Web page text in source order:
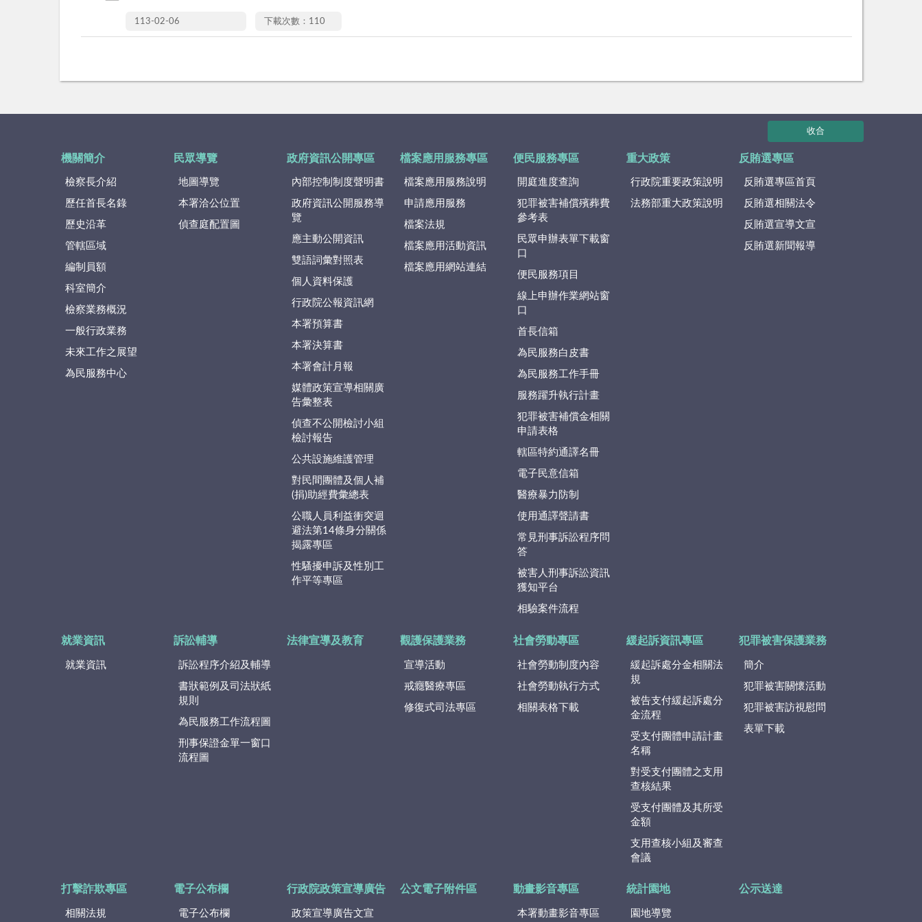
113-02-06 下載次數：110
收合
機關簡介
檢察長介紹
歷任首長名錄
歷史沿革
管轄區域
編制員額
科室簡介
檢察業務概況
一般行政業務
未來工作之展望
為民服務中心
民眾導覽
地圖導覽
本署洽公位置
偵查庭配置圖
政府資訊公開專區
內部控制制度聲明書
政府資訊公開服務導
覽
應主動公開資訊
雙語詞彙對照表
個人資料保護
行政院公報資訊網
本署預算書
本署決算書
本署會計月報
媒體政策宣導相關廣
告彙整表
偵查不公開檢討小組
檢討報告
公共設施維護管理
對民間團體及個人補
(捐)助經費彙總表
公職人員利益衝突迴
避法第14條身分關係
揭露專區
性騷擾申訴及性別工
作平等專區
檔案應用服務專區
檔案應用服務說明
申請應用服務
檔案法規
檔案應用活動資訊
檔案應用網站連結
便民服務專區
開庭進度查詢
犯罪被害補償殯葬費
參考表
民眾申辦表單下載窗
口
便民服務項目
線上申辦作業網站窗
口
首長信箱
為民服務白皮書
為民服務工作手冊
服務躍升執行計畫
犯罪被害補償金相關
申請表格
轄區特約通譯名冊
電子民意信箱
醫療暴力防制
使用通譯聲請書
常見刑事訴訟程序問
答
被害人刑事訴訟資訊
獲知平台
相驗案件流程
重大政策
行政院重要政策說明
法務部重大政策說明
反賄選專區
反賄選專區首頁
反賄選相關法令
反賄選宣導文宣
反賄選新聞報導
就業資訊
就業資訊
訴訟輔導
訴訟程序介紹及輔導
書狀範例及司法狀紙
規則
為民服務工作流程圖
刑事保證金單一窗口
流程圖
法律宣導及教育 觀護保護業務
宣導活動
戒癮醫療專區
修復式司法專區
社會勞動專區
社會勞動制度內容
社會勞動執行方式
相關表格下載
緩起訴資訊專區
緩起訴處分金相關法
規
被告支付緩起訴處分
金流程
受支付團體申請計畫
名稱
對受支付團體之支用
查核結果
受支付團體及其所受
金額
支用查核小組及審查
會議
犯罪被害保護業務
簡介
犯罪被害關懷活動
犯罪被害訪視慰問
表單下載
打擊詐欺專區
相關法規
電子公布欄
電子公布欄
行政院政策宣導廣告
政策宣導廣告文宣
公文電子附件區 動畫影音專區
本署動畫影音專區
統計園地
園地導覽
公示送達